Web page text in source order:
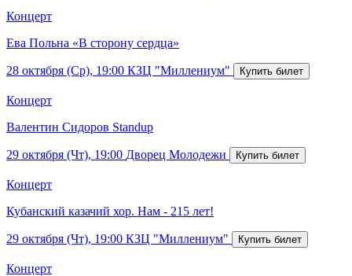
Концерт
Ева Польна «В сторону сердца»
28 октября (Ср), 19:00 КЗЦ "Миллениум"
Концерт
Валентин Сидоров Standup
29 октября (Чт), 19:00 Дворец Молодежи
Концерт
Кубанский казачий хор. Нам - 215 лет!
29 октября (Чт), 19:00 КЗЦ "Миллениум"
Концерт